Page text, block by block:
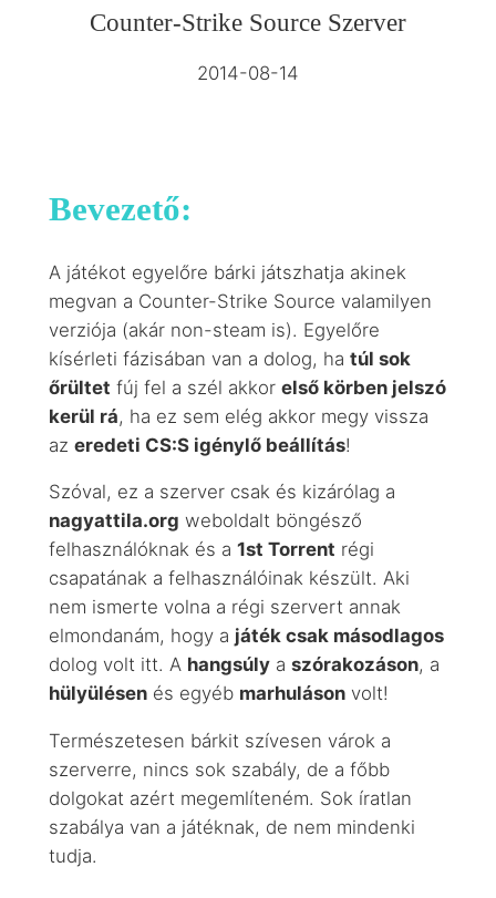
Counter-Strike Source Szerver
2014-08-14
Bevezető:
A játékot egyelőre bárki játszhatja akinek
megvan a Counter-Strike Source valamilyen
verziója (akár non-steam is). Egyelőre
kísérleti fázisában van a dolog, ha túl sok
őrültet fúj fel a szél akkor első körben jelszó
kerül rá, ha ez sem elég akkor megy vissza
az eredeti CS:S igénylő beállítás!
Szóval, ez a szerver csak és kizárólag a
nagyattila.org weboldalt böngésző
felhasználóknak és a 1st Torrent régi
csapatának a felhasználóinak készült. Aki
nem ismerte volna a régi szervert annak
elmondanám, hogy a játék csak másodlagos
dolog volt itt. A hangsúlya szórakozáson, a
hülyülésenés egyéb marhulásonvolt!
Természetesen bárkit szívesen várok a
szerverre, nincs sok szabály, de a főbb
dolgokat azért megemlíteném. Sok íratlan
szabálya van a játéknak, de nem mindenki
tudja.